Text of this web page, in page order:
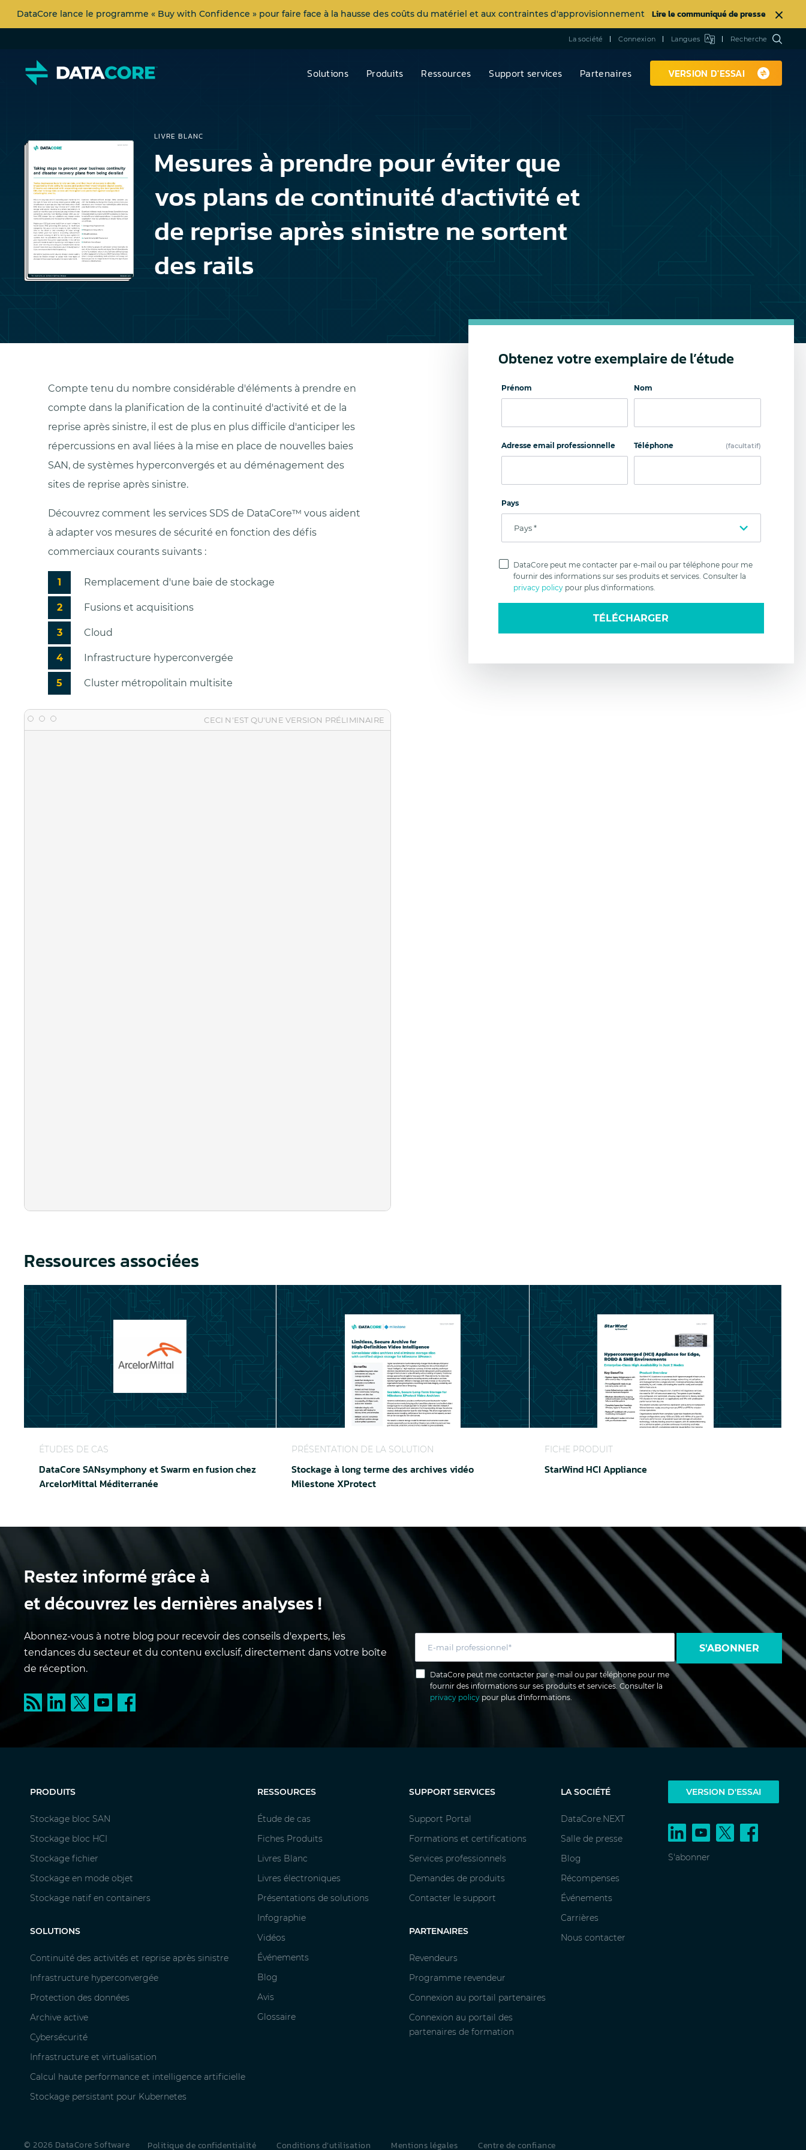
DataCore lance le programme « Buy with Confidence » pour faire face à la hausse des coûts du matériel et aux contraintes d'approvisionnement Lire le communiqué de presse
La société Connexion Langues Recherche
Solutions Produits Ressources Support services Partenaires VERSION D'ESSAI
LIVRE BLANC
Mesures à prendre pour éviter que
vos plans de continuité d'activité et
de reprise après sinistre ne sortent
des rails
Compte tenu du nombre considérable d'éléments à prendre en
compte dans la planification de la continuité d'activité et de la
reprise après sinistre, il est de plus en plus difficile d'anticiper les
répercussions en aval liées à la mise en place de nouvelles baies
SAN, de systèmes hyperconvergés et au déménagement des
sites de reprise après sinistre.
Découvrez comment les services SDS de DataCore™ vous aident
à adapter vos mesures de sécurité en fonction des défis
commerciaux courants suivants :
Remplacement d'une baie de stockage
Fusions et acquisitions
Cloud
Infrastructure hyperconvergée
Cluster métropolitain multisite
CECI N'EST QU'UNE VERSION PRÉLIMINAIRE
Obtenez votre exemplaire de l’étude
Prénom Nom
Adresse email professionnelle Téléphone (facultatif)
Pays
confidentialité
DataCore peut me contacter par e-mail ou par téléphone pour me
fournir des informations sur ses produits et services. Consulter la
privacy policypour plus d'informations.
TÉLÉCHARGER
Ressources associées
ÉTUDES DE CAS
DataCore SANsymphony et Swarm en fusion chez
ArcelorMittal Méditerranée
PRÉSENTATION DE LA SOLUTION
Stockage à long terme des archives vidéo
Milestone XProtect
FICHE PRODUIT
StarWind HCI Appliance
Restez informé grâce à
et découvrez les dernières analyses !
Abonnez-vous à notre blog pour recevoir des conseils d'experts, les
tendances du secteur et du contenu exclusif, directement dans votre boîte
de réception.
DataCore peut me contacter par e-mail ou par téléphone pour me
fournir des informations sur ses produits et services. Consulter la
privacy policy pour plus d'informations.
S'ABONNER
PRODUITS
Stockage bloc SAN
Stockage bloc HCI
Stockage fichier
Stockage en mode objet
Stockage natif en containers
SOLUTIONS
Continuité des activités et reprise après sinistre
Infrastructure hyperconvergée
Protection des données
Archive active
Cybersécurité
Infrastructure et virtualisation
Calcul haute performance et intelligence artificielle
Stockage persistant pour Kubernetes
RESSOURCES
Étude de cas
Fiches Produits
Livres Blanc
Livres électroniques
Présentations de solutions
Infographie
Vidéos
Événements
Blog
Avis
Glossaire
SUPPORT SERVICES
Support Portal
Formations et certifications
Services professionnels
Demandes de produits
Contacter le support
PARTENAIRES
Revendeurs
Programme revendeur
Connexion au portail partenaires
Connexion au portail des
partenaires de formation
LA SOCIÉTÉ
DataCore.NEXT
Salle de presse
Blog
Récompenses
Événements
Carrières
Nous contacter
VERSION D'ESSAI
S'abonner
© 2026 DataCore Software Politique de confidentialité Conditions d’utilisation Mentions légales Centre de confiance